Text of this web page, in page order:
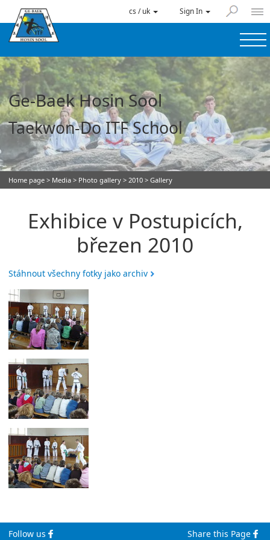
cs / uk Sign In
Ge-Baek Hosin Sool
Taekwon-Do ITF School
Home page > Media > Photo gallery > 2010 > Gallery
Exhibice v Postupicích,
březen 2010
Stáhnout všechny fotky jako archiv
Follow us Share this Page